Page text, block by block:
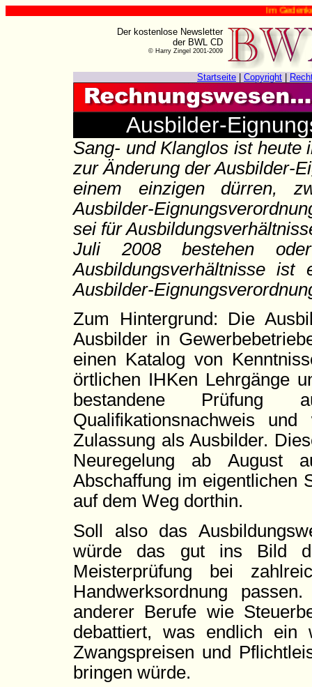
Im Gedenken
Der kostenlose Newsletter
der BWL CD
© Harry Zingel 2001-2009
Startseite Copyright
Ausbilder-
Sang- und Klanglos ist heute
zur Änderung der Ausbilder-
einem einzigen dürren,
Ausbilder-
sei für
Juli 2008 bestehen
Ausbildungsverhältnisse
Ausbilder-
Zum Hintergrund: Die
Ausbilder in
einen Katalog von
örtlichen IHKen Lehrgänge
bestandene Prüfung
Qualifikationsnachweis
Zulassung als Ausbilder.
Neuregelung ab August
Abschaffung im eigentlichen
auf dem Weg dorthin.
Soll also das
würde das gut ins Bild
Meisterprüfung bei
Handwerksordnung
anderer Berufe wie
debattiert, was endlich
Zwangspreisen und
bringen würde.